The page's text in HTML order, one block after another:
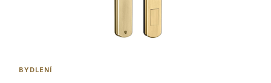
BYDLENÍ